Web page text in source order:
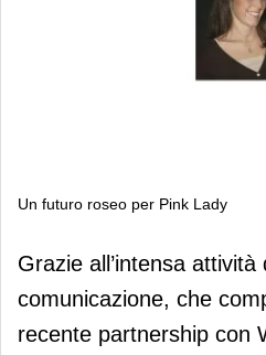
Un futuro roseo per Pink Lady
Un futuro roseo per
Grazie all’intensa
comunicazione, che
recente partnership con